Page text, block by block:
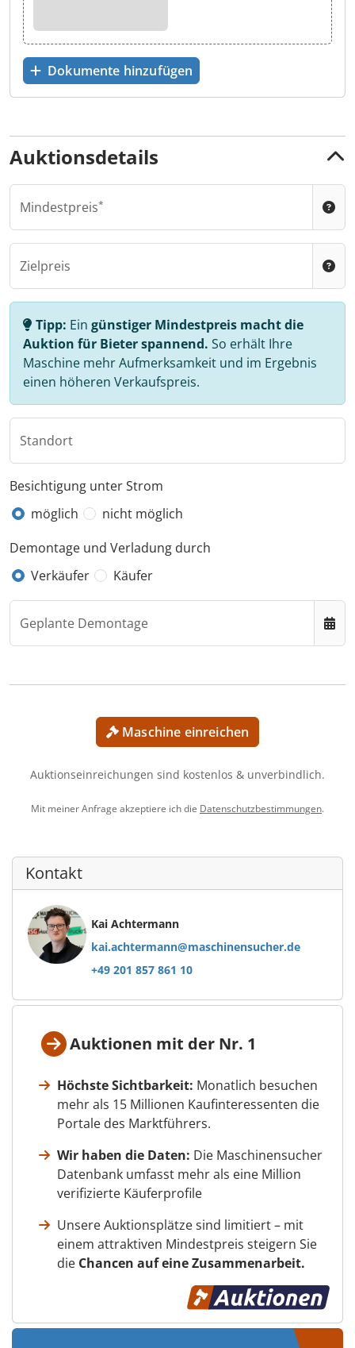
Dokumente hinzufügen
Auktionsdetails
Mindestpreis
Zielpreis
Tipp: Ein günstiger Mindestpreis macht die
Auktion für Bieter spannend. So erhält Ihre
Maschine mehr Aufmerksamkeit und im Ergebnis
einen höheren Verkaufspreis.
Standort
Besichtigung unter Strom
möglich
nicht möglich
Demontage und Verladung durch
Verkäufer
Käufer
Geplante Demontage
Maschine einreichen
Auktionseinreichungen sind kostenlos & unverbindlich.
Mit meiner Anfrage akzeptiere ich die Datenschutzbestimmungen.
Kontakt
Kai Achtermann
kai.achtermann@maschinensucher.de
+49 201 857 861 10
Auktionen mit der Nr. 1
Höchste Sichtbarkeit: Monatlich besuchen
mehr als 15 Millionen Kaufinteressenten die
Portale des Marktführers.
Wir haben die Daten: Die Maschinensucher
Datenbank umfasst mehr als eine Million
verifizierte Käuferprofile
Unsere Auktionsplätze sind limitiert – mit
einem attraktiven Mindestpreis steigern Sie
die Chancen auf eine Zusammenarbeit.